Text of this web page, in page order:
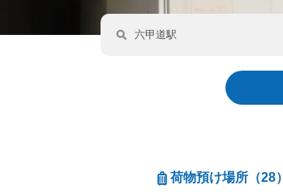
荷物預け場所 （28）